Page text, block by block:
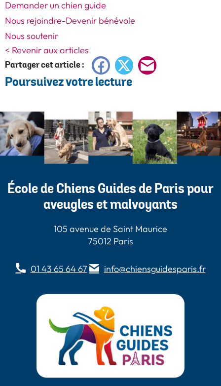
Demander un chien guide
Nous rejoindre-Devenir bénévole
Nous soutenir
< Revenir aux articles
Partager cet article : Facebook
X
Poursuivez votre lecture
École de Chiens Guides de Paris pour
aveugles et malvoyants
105 avenue de Saint Maurice
75012 Paris
01 43 65 64 67 info@chiensguidesparis.fr